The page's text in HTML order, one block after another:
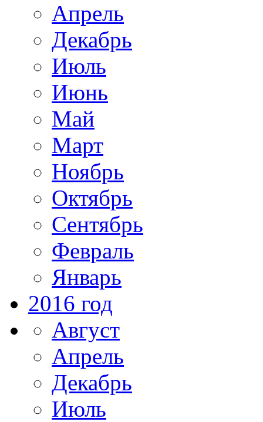
Апрель
Декабрь
Июль
Июнь
Май
Март
Ноябрь
Октябрь
Сентябрь
Февраль
Январь
2016 год
Август
Апрель
Декабрь
Июль